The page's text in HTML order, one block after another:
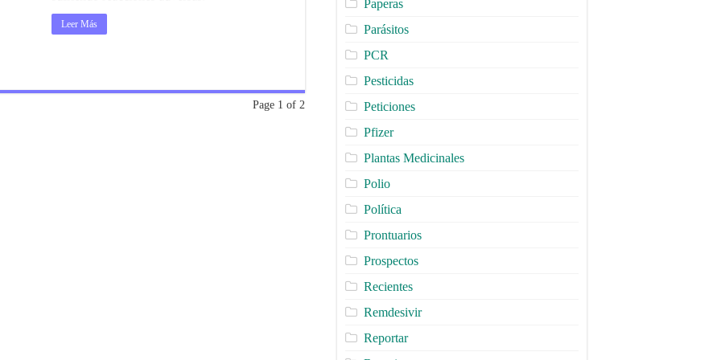
Leer Más
Page 1 of 2
Paperas
Parásitos
PCR
Pesticidas
Peticiones
Pfizer
Plantas Medicinales
Polio
Política
Prontuarios
Prospectos
Recientes
Remdesivir
Reportar